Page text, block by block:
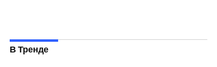
В Тренде